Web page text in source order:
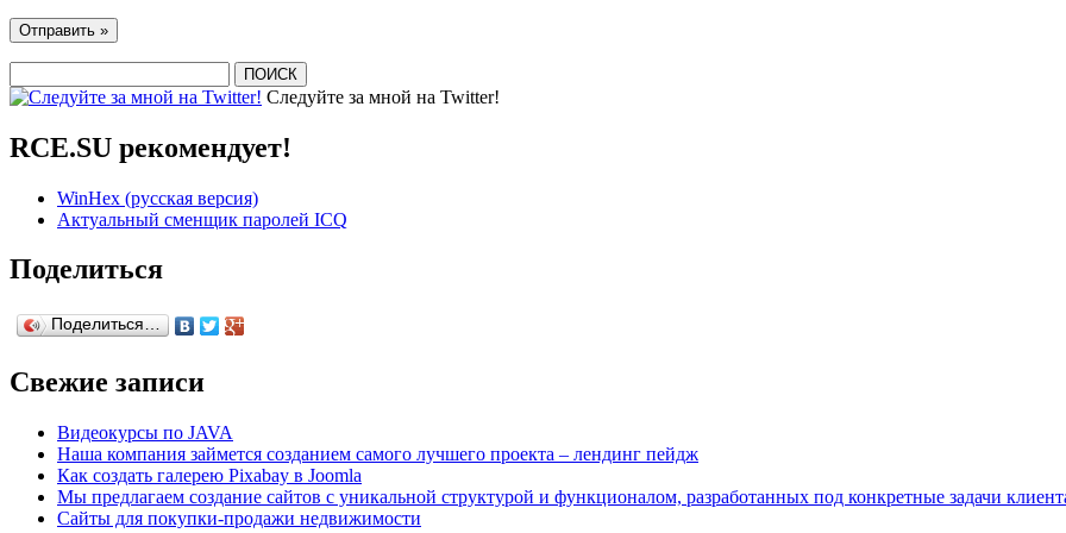
Следуйте за мной на Twitter!
RCE.SU рекомендует!
WinHex (русская версия)
Актуальный сменщик паролей ICQ
Поделиться
Поделиться…
Свежие записи
Видеокурсы по JAVA
Наша компания займется созданием самого лучшего проекта – лендинг пейдж
Как создать галерею Pixabay в Joomla
Мы предлагаем создание сайтов с уникальной структурой и функционалом, разработанных под конкретные задачи
Сайты для покупки-продажи недвижимости